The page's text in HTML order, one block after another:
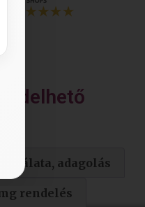
adagolás
rendelés